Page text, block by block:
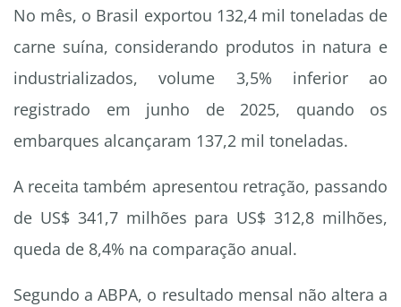
No mês, o Brasil exportou 132,4 mil toneladas de
carne suína, considerando produtos in natura e
industrializados, volume 3,5% inferior ao
registrado em junho de 2025, quando os
embarques alcançaram 137,2 mil toneladas.
A receita também apresentou retração, passando
de US$ 341,7 milhões para US$ 312,8 milhões,
queda de 8,4% na comparação anual.
Segundo a ABPA, o resultado mensal não altera a